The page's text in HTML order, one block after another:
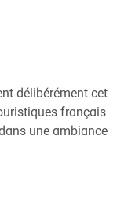
délibérément cet
français
une ambiance